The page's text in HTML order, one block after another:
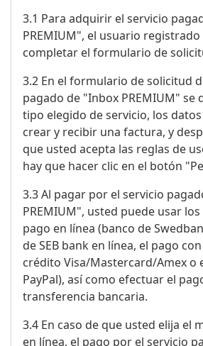
3.1 Para adquirir el servicio
PREMIUM", el usuario registrado
completar el formulario de
3.2 En el formulario de solicitud
pagado de "Inbox PREMIUM" se
tipo elegido de servicio, los
crear y recibir una factura, y
que usted acepta las reglas de
hay que hacer clic en el botón
3.3 Al pagar por el servicio
PREMIUM", usted puede usar
pago en línea (banco de
de SEB bank en línea, el pago
crédito Visa/Mastercard/Amex o
PayPal), así como efectuar el
transferencia bancaria.
3.4 En caso de que usted elija el
en línea, el pago por el servicio